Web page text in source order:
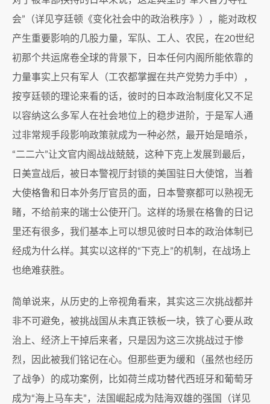
会”（详见亨廷顿《变化社会中的政治秩序》），能对政权
产生重要影响的几股力量，军队、工人、农民，在20世纪
初那个共运席卷全球的背景下，日本任何内阁所能依靠的
力量事实上只有军人（工农都掌握在共产党势力手中），
按亨廷顿的理论来看的话，彼时的日本政治制度化又不足
以容纳这么多军人在社会地位上的稳步进阶，于是军人通
过非常规手段影响政策就成为一种必然，最开始是暗杀，
“二二六”让文官内阁战战兢兢，这种下克上发展到最后，
日美宣战后，被日本警视厅封锁的美国驻日大使馆，当着
大使格鲁和日本外务厅官员的面，日本警察都可以熟视无
睹，不给前来的瑞士公使开门。这样的场景在格鲁的日记
里还有很多，我们基本上可以想见彼时日本的政治体制已
经成为什么样。其实以这样的“下克上”的机制，在战场上
也绝难获胜。
简单说来，从历史的上帝视角看来，其实这三次挑战都并
非不可避免，被挑战国从未真正铁板一块，铁了心要从政
治上、经济上干掉后来者，只是因为这三次挑战过于惨
烈，因此被我们铭记在心。但那些更为缓和（虽然也经历
了战争）的成功案例，比如荷兰成功替代西班牙和葡萄牙
成为“海上马车夫”，法国崛起成为陆海双雄的强国（详见